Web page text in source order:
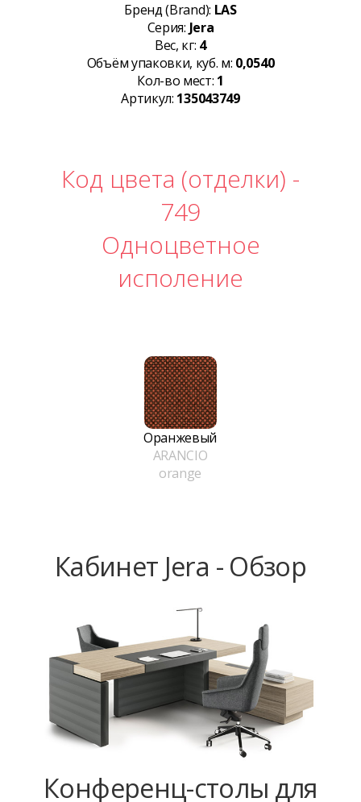
Бренд (Brand): LAS
Серия: Jera
Вес, кг: 4
Объём упаковки, куб. м: 0,0540
Кол-во мест: 1
Артикул: 135043749
Код цвета (отделки) -
749
Одноцветное
исполение
Оранжевый
ARANCIO
orange
Кабинет Jera - Обзор
Конференц-столы для